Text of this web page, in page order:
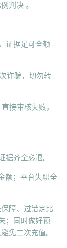
判决 。
证据足可全额
诈骗，切勿转
接审核失败，
据齐全必退。
额；平台失职全
障、过错定比
；同时做好预
免二次充值。